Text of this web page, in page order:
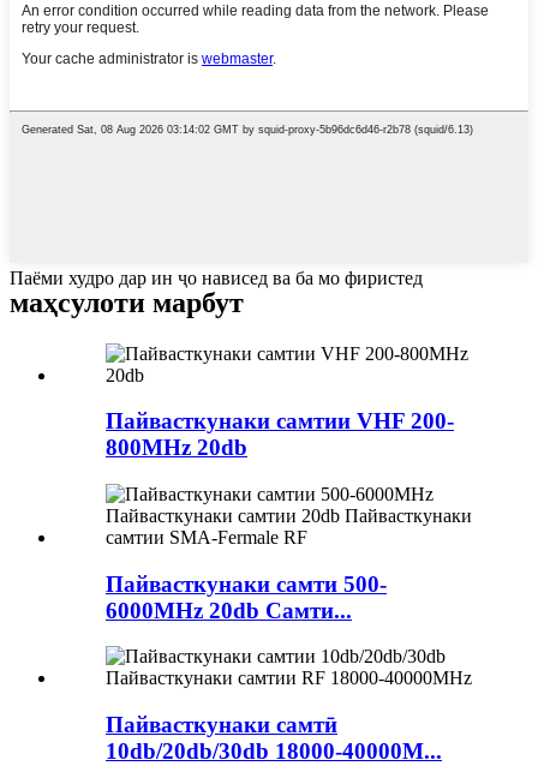
Паёми худро дар ин ҷо нависед ва ба мо фиристед
маҳсулоти марбут
Пайвасткунаки самтии VHF 200-
800MHz 20db
Пайвасткунаки самти 500-
6000MHz 20db Самти...
Пайвасткунаки самтӣ
10db/20db/30db 18000-40000M...